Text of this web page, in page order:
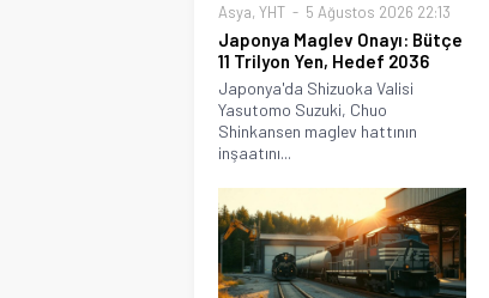
Asya, YHT 5 Ağustos 2026 22:13
Japonya Maglev Onayı: Bütçe
11 Trilyon Yen, Hedef 2036
Japonya'da Shizuoka Valisi
Yasutomo Suzuki, Chuo
Shinkansen maglev hattının
inşaatını...